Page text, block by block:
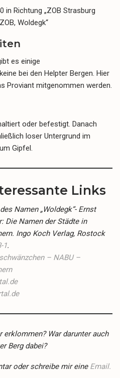
in Richtung „ZOB Strasburg
Woldegk“
es einige
bei den Helpter Bergen. Hier
Proviant mitgenommen werden.
oder befestigt. Danach
loser Untergrund im
Gipfel.
Links
Namen „Woldegk“- Ernst
Die Namen der Städte in
Ingo Koch Verlag, Rostock
1.
– NABU –
erklommen? War darunter auch
Berg dabei?
oder schreibe mir eine Email.